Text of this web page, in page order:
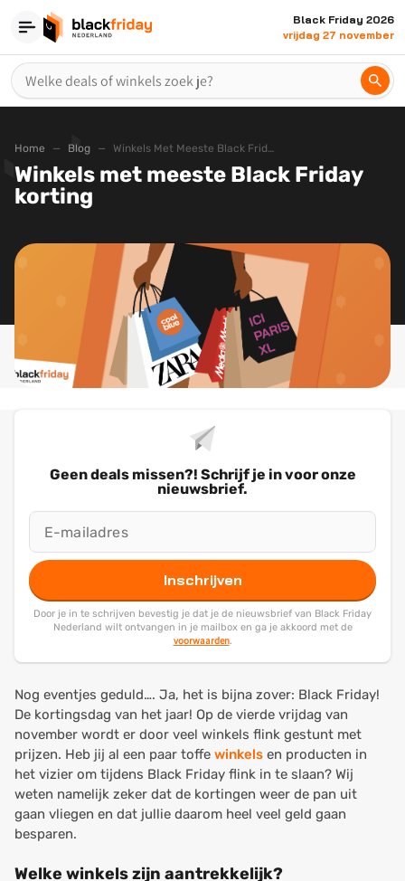
Black Friday 2026
vrijdag 27 november
Home Blog Winkels Met Meeste Black Friday Korting
Winkels met meeste Black Friday
korting
Geen deals missen?! Schrijf je in voor onze
nieuwsbrief.
Inschrijven
Door je in te schrijven bevestig je dat je de nieuwsbrief van Black Friday
Nederland wilt ontvangen in je mailbox en ga je akkoord met de
voorwaarden.
Nog eventjes geduld…. Ja, het is bijna zover: Black Friday!
De kortingsdag van het jaar! Op de vierde vrijdag van
november wordt er door veel winkels flink gestunt met
prijzen. Heb jij al een paar toffe winkels en producten in
het vizier om tijdens Black Friday flink in te slaan? Wij
weten namelijk zeker dat de kortingen weer de pan uit
gaan vliegen en dat jullie daarom heel veel geld gaan
besparen.
Welke winkels zijn aantrekkelijk?